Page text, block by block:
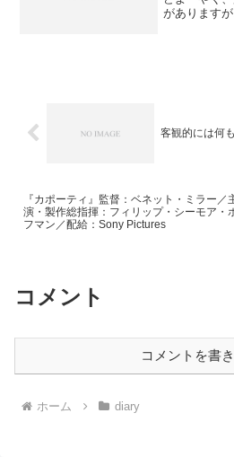
があります
客観的には何
『カポーティ』監督：ベネット・ミラー／
演・製作総指揮：フィリップ・シーモア・
フマン／配給：Sony Pictures
コメント
コメントを書
ホーム diary